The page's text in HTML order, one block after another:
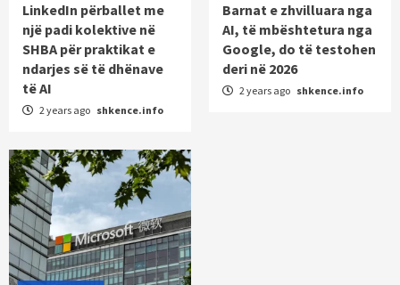
LinkedIn përballet me
një padi kolektive në
SHBA për praktikat e
ndarjes së të dhënave
të AI
2 years ago shkence.info
Barnat e zhvilluara nga
AI, të mbështetura nga
Google, do të testohen
deri në 2026
2 years ago shkence.info